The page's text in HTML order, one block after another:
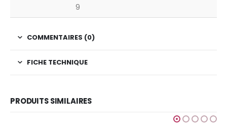
9
COMMENTAIRES (0)
FICHE TECHNIQUE
PRODUITS SIMILAIRES